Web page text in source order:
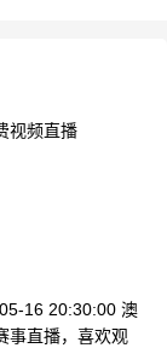
视频直播
16 20:30:00 澳
事直播，喜欢观